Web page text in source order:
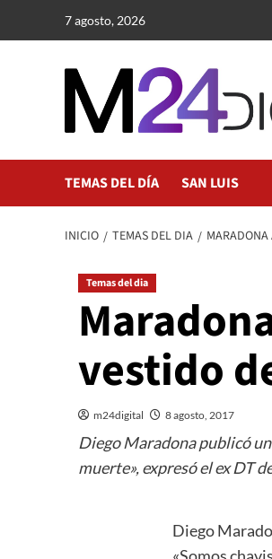
7 agosto, 2026
TEMAS DEL DÍA SAN LUIS
INICIO TEMAS DEL DIA MARADONA
Temas del dia
vestido
m24digital 8 agosto, 2017
Diego Maradona publicó
muerte», expresó el ex DT
Diego